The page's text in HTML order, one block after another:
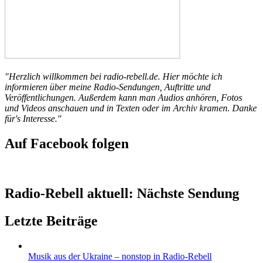
"Herzlich willkommen bei radio-rebell.de. Hier möchte ich
informieren über meine Radio-Sendungen, Auftritte und
Veröffentlichungen. Außerdem kann man Audios anhören, Fotos
und Videos anschauen und in Texten oder im Archiv kramen. Danke
für's Interesse."
Auf Facebook folgen
Radio-Rebell aktuell: Nächste Sendung
Letzte Beiträge
Musik aus der Ukraine – nonstop in Radio-Rebell